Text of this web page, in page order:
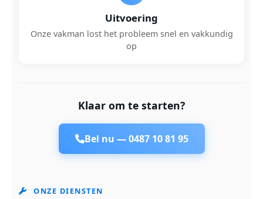
Uitvoering
Onze vakman lost het probleem snel en vakkundig
op
Klaar om te starten?
Bel nu —0487 10 81 95
ONZE DIENSTEN